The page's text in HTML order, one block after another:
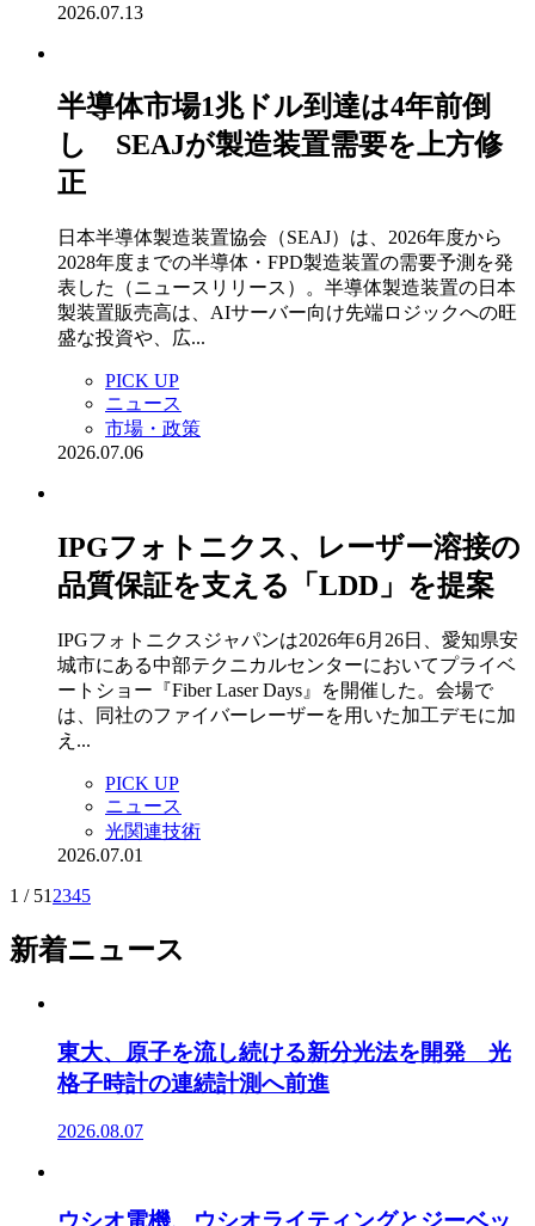
2026.07.13
半導体市場1兆ドル到達は4年前倒
し SEAJが製造装置需要を上方修
正
日本半導体製造装置協会（SEAJ）は、2026年度から
2028年度までの半導体・FPD製造装置の需要予測を発
表した（ニュースリリース）。半導体製造装置の日本
製装置販売高は、AIサーバー向け先端ロジックへの旺
盛な投資や、広...
PICK UP
ニュース
市場・政策
2026.07.06
IPGフォトニクス、レーザー溶接の
品質保証を支える「LDD」を提案
IPGフォトニクスジャパンは2026年6月26日、愛知県安
城市にある中部テクニカルセンターにおいてプライベ
ートショー『Fiber Laser Days』を開催した。会場で
は、同社のファイバーレーザーを用いた加工デモに加
え...
PICK UP
ニュース
光関連技術
2026.07.01
1 / 51 2345
新着ニュース
東大、原子を流し続ける新分光法を開発 光
格子時計の連続計測へ前進
2026.08.07
ウシオ電機、ウシオライティングとジーベッ